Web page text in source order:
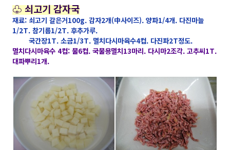
♧ 쇠고기 감자국
재료: 쇠고기 갈은거100g. 감자2개(中사이즈). 양파1/4개. 다진마늘
1/2T. 참기름1/2T. 후추가루.
국간장1T. 소금1/3T. 멸치다시마육수4컵. 다진파2T정도.
멸치다시마육수 4컵: 물6컵. 국물용멸치13마리. 다시마2조각. 고추씨1T.
대파뿌리1개.